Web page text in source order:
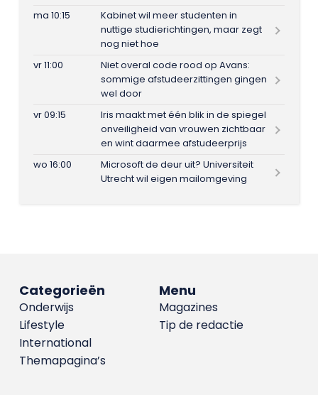
ma 10:15
Kabinet wil meer studenten in
nuttige studierichtingen, maar zegt
nog niet hoe
vr 11:00
Niet overal code rood op Avans:
sommige afstudeerzittingen gingen
wel door
vr 09:15
Iris maakt met één blik in de spiegel
onveiligheid van vrouwen zichtbaar
en wint daarmee afstudeerprijs
wo 16:00
Microsoft de deur uit? Universiteit
Utrecht wil eigen mailomgeving
Menu
Magazines
Tip de redactie
Categorieën
Onderwijs
Lifestyle
International
Themapagina’s